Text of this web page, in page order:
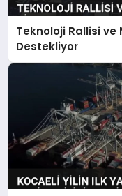
Teknoloji Rallisi ve
Destekliyor